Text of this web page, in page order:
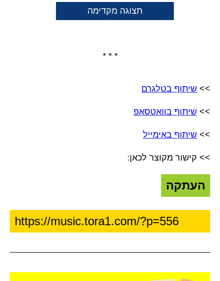
תצוגה מקדימה
* * *
>> שיתוף בטלגרם
>> שיתוף בוואטסאפ
>> שיתוף באימייל
>> קישור מקוצר לכאן:
העתקה